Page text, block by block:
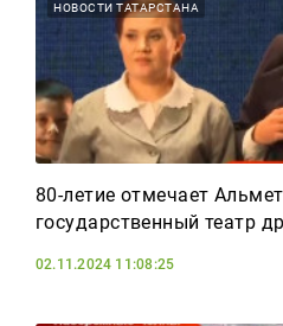
НОВОСТИ ТАТАРСТАНА
80-летие отмечает
государственный театр
02.11.2024 11:08:25